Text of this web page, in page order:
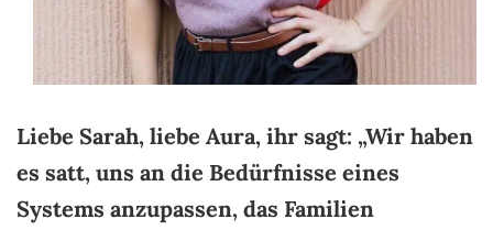
Liebe Sarah, liebe Aura, ihr sagt: „Wir haben
es satt, uns an die Bedürfnisse eines
Systems anzupassen, das Familien